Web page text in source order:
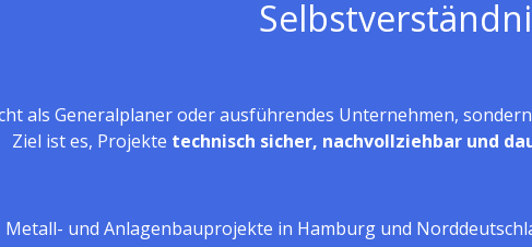
als Generalplaner oder ausführendes Unternehmen,
Ziel ist es, Projekte technisch sicher, nachvollziehbar und
und Anlagenbauprojekte in Hamburg und